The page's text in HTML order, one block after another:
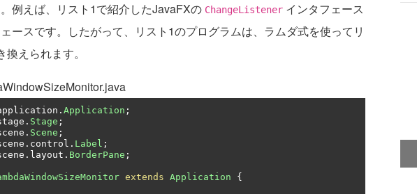
例えば、リスト1で紹介したJavaFXの ChangeListener インタフェース
ースです。したがって、リスト1のプログラムは、ラムダ式を使ってリ
えられます。
. Application ;
. Stage ;
. Scene ;
. control . Label ;
. layout . BorderPane ;
extends Application {